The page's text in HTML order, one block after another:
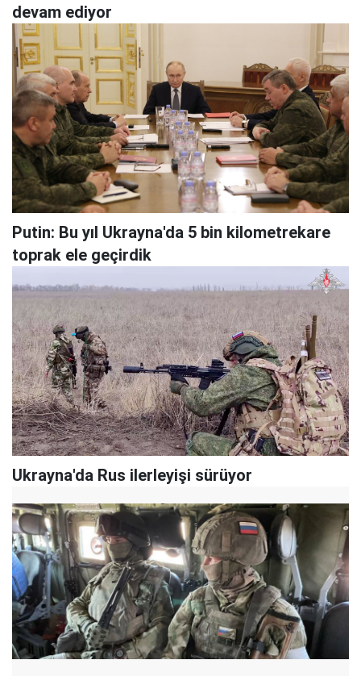
devam ediyor
Putin: Bu yıl Ukrayna'da 5 bin kilometrekare
toprak ele geçirdik
Ukrayna'da Rus ilerleyişi sürüyor